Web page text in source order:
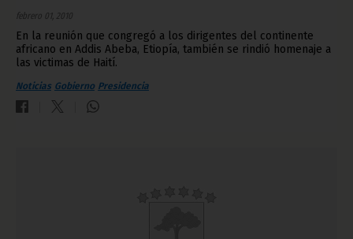
febrero 01, 2010
En la reunión que congregó a los dirigentes del continente
africano en Addis Abeba, Etiopía, también se rindió homenaje a
las victimas de Haití.
Noticias Gobierno Presidencia